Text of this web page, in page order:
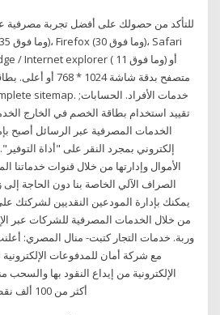
للتأكد من حصولك على أفضل تجربة مصرفية
متصفح بدقة شاشة
تقييد استخدام بطاقة الخصم في الخارج
الخدمات المصرفية عبر الرسائل أصبح
إلكتروني بمجرد النقر على "أداة
الأموال وإدارتها من خلال قنوات خدماتنا
الصراف الآلي الخاصة بنا دون الحاجة إلى
وربة. خدمات التجار كتبت- منال المصري:
مع شركة أمان للمدفوعات
الإلكترونية من إيداع النقود بها
أكثر من 100 ألف نقطة بيع تمتلكها أمان في كافة